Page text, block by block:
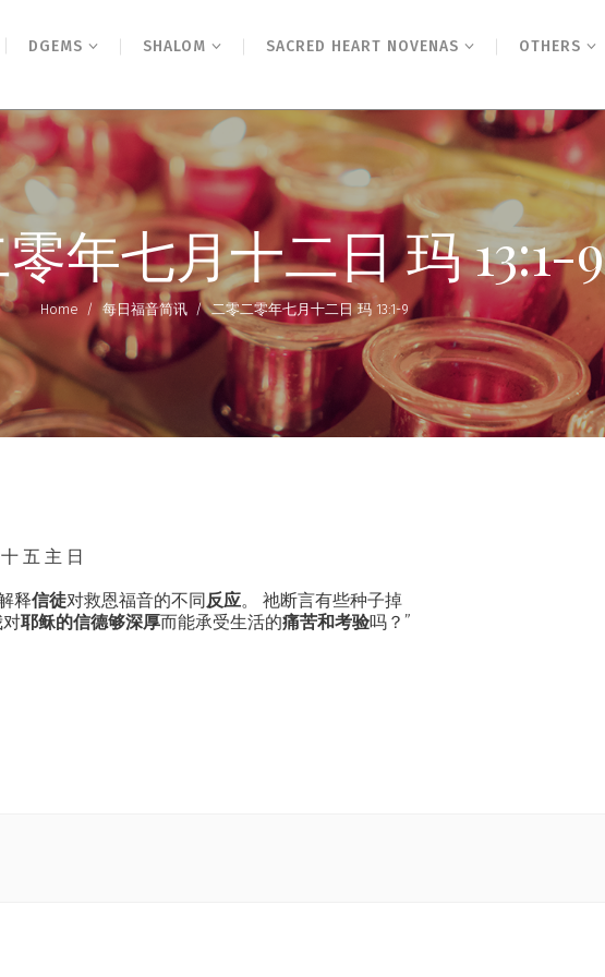
DGEMS SHALOM SACRED HEART NOVENAS OTHERS
年七月十二日 玛 13:1-9
Home /每日福音简讯 /二零二零年七月十二日 玛 13:1-9
五 主 日
释信徒对救恩福音的不同反应。 祂断言有些种子掉
对耶稣的信德够深厚而能承受生活的痛苦和考验吗？”